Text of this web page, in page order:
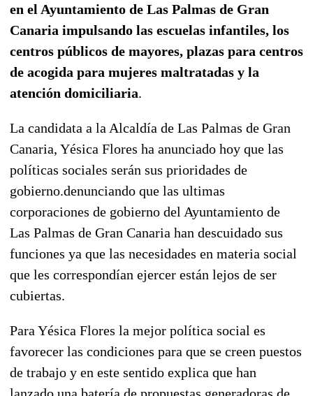
en el Ayuntamiento de Las Palmas de Gran
Canaria impulsando las escuelas infantiles, los
centros públicos de mayores, plazas para centros
de acogida para mujeres maltratadas y la
atención domiciliaria.
La candidata a la Alcaldía de Las Palmas de Gran
Canaria, Yésica Flores ha anunciado hoy que las
políticas sociales serán sus prioridades de
gobierno.denunciando que las ultimas
corporaciones de gobierno del Ayuntamiento de
Las Palmas de Gran Canaria han descuidado sus
funciones ya que las necesidades en materia social
que les correspondían ejercer están lejos de ser
cubiertas.
Para Yésica Flores la mejor política social es
favorecer las condiciones para que se creen puestos
de trabajo y en este sentido explica que han